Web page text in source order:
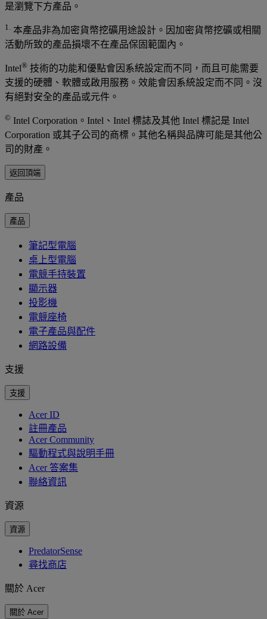
是瀏覽下方產品。
1.
本產品非為加密貨幣挖礦用途設計。因加密貨幣挖礦或相關
活動所致的產品損壞不在產品保固範圍內。
Intel® 技術的功能和優點會因系統設定而不同，而且可能需要
支援的硬體、軟體或啟用服務。效能會因系統設定而不同。沒
有絕對安全的產品或元件。
© Intel Corporation。Intel、Intel 標誌及其他 Intel 標記是 Intel
Corporation 或其子公司的商標。其他名稱與品牌可能是其他公
司的財產。
返回頂端
產品
產品
筆記型電腦
桌上型電腦
電競手持裝置
顯示器
投影機
電競座椅
電子產品與配件
網路設備
支援
支援
Acer ID
註冊產品
Acer Community
驅動程式與說明手冊
Acer 答案集
聯絡資訊
資源
資源
PredatorSense
尋找商店
關於 Acer
關於 Acer